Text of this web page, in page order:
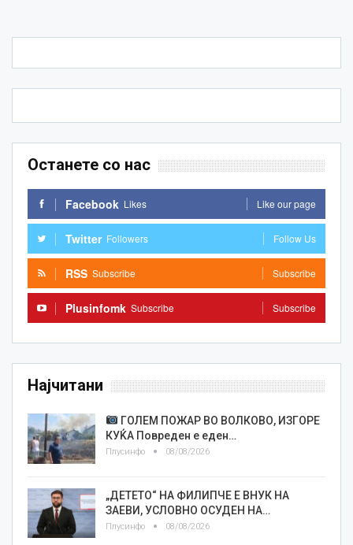
Останете со нас
Facebook Likes Like our page
Twitter Followers Follow Us
RSS Subscribe Subscribe
Plusinfomk Subscribe Subscribe
Најчитани
ГОЛЕМ ПОЖАР ВО ВОЛКОВО, ИЗГОРЕ
КУЌА Повреден е еден…
Плусинфо 08/08/2026
„ДЕТЕТО“ НА ФИЛИПЧЕ Е ВНУК НА
ЗАЕВИ, УСЛОВНО ОСУДЕН НА…
Плусинфо 08/08/2026